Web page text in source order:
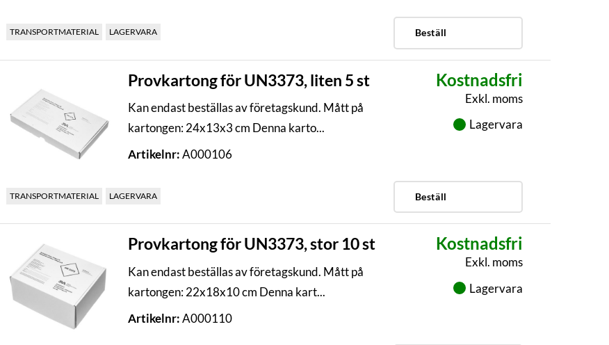
TRANSPORTMATERIAL LAGERVARA Beställ
Provkartong för UN3373, liten 5 st
Kan endast beställas av företagskund. Mått på
kartongen: 24x13x3 cm Denna karto...
Artikelnr:A000106
Kostnadsfri
Exkl. moms
Lagervara
TRANSPORTMATERIAL LAGERVARA Beställ
Provkartong för UN3373, stor 10 st
Kan endast beställas av företagskund. Mått på
kartongen: 22x18x10 cm Denna kart...
Artikelnr:A000110
Kostnadsfri
Exkl. moms
Lagervara